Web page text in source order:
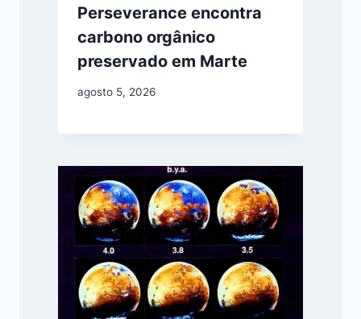
Perseverance encontra
carbono orgânico
preservado em Marte
agosto 5, 2026